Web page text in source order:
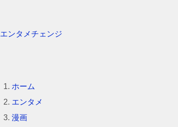
エンタメチェンジ
ホーム
エンタメ
漫画